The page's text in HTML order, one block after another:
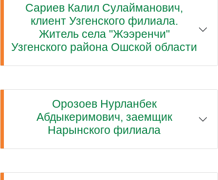
Сариев Калил Сулайманович,
клиент Узгенского филиала.
Житель села "Жээренчи"
Узгенского района Ошской области
Орозоев Нурланбек
Абдыкеримович, заемщик
Нарынского филиала